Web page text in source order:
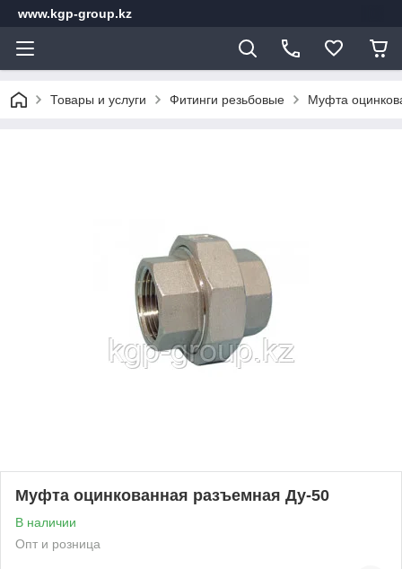
www.kgp-group.kz
Товары и услуги Фитинги резьбовые Муфта
Муфта оцинкованная разъемная Ду-50
В наличии
Опт и розница